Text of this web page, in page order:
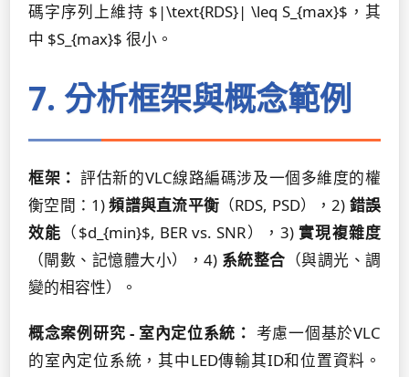
碼字序列上維持 $|\text{RDS}| \leq S_{max}$，其
中 $S_{max}$ 很小。
7. 分析框架與概念範例
框架： 評估新的VLC線路編碼涉及一個多維度的權
衡空間：1)頻譜與直流平衡 （RDS, PSD），2) 錯誤
效能 （$d_{min}$, BER vs. SNR），3)實現複雜度
（閘數、記憶體大小），4) 系統整合 （與調光、調
變的相容性）。
概念案例研究 - 室內定位系統： 考慮一個基於VLC
的室內定位系統，其中LED傳輸其ID和位置資料。